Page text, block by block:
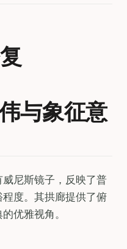
与象征意
尼斯镜子，反映了普
度。其拱廊提供了俯
优雅视角。